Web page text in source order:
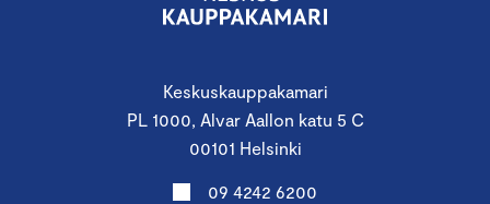
Keskuskauppakamari
PL 1000, Alvar Aallon katu 5 C
00101 Helsinki
09 4242 6200